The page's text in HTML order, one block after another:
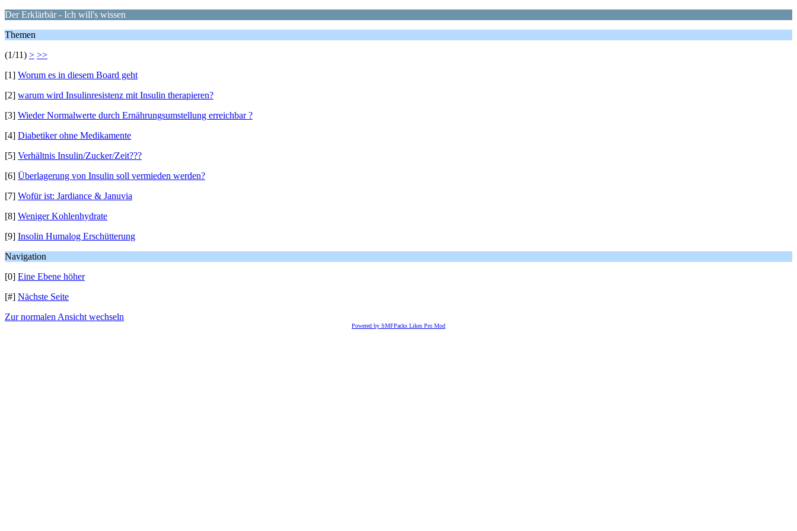
Der Erklärbär - Ich will's wissen
Themen
(1/11) > >>
[1] Worum es in diesem Board geht
[2] warum wird Insulinresistenz mit Insulin therapieren?
[3] Wieder Normalwerte durch Ernährungsumstellung erreichbar ?
[4] Diabetiker ohne Medikamente
[5] Verhältnis Insulin/Zucker/Zeit???
[6] Überlagerung von Insulin soll vermieden werden?
[7] Wofür ist: Jardiance & Januvia
[8] Weniger Kohlenhydrate
[9] Insolin Humalog Erschütterung
Navigation
[0] Eine Ebene höher
[#] Nächste Seite
Zur normalen Ansicht wechseln
Powered by SMFPacks Likes Pro Mod